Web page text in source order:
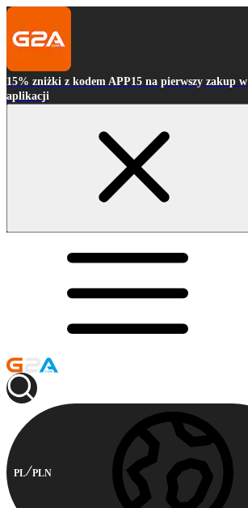
15% zniżki z kodem APP15 na pierwszy zakup w
aplikacji
PL PLN